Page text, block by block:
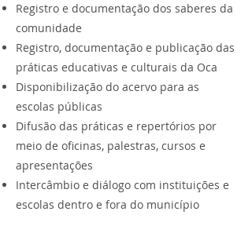
Registro e documentação dos saberes da
comunidade
Registro, documentação e publicação das
práticas educativas e culturais da Oca
Disponibilização do acervo para as
escolas públicas
Difusão das práticas e repertórios por
meio de oficinas, palestras, cursos e
apresentações
Intercâmbio e diálogo com instituições e
escolas dentro e fora do município